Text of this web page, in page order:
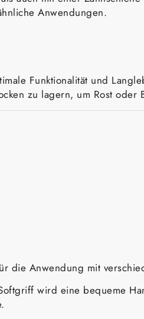
Anwendungen.
Funktionalität und
zu lagern, um Rost oder
die Anwendung mit
wird eine bequeme